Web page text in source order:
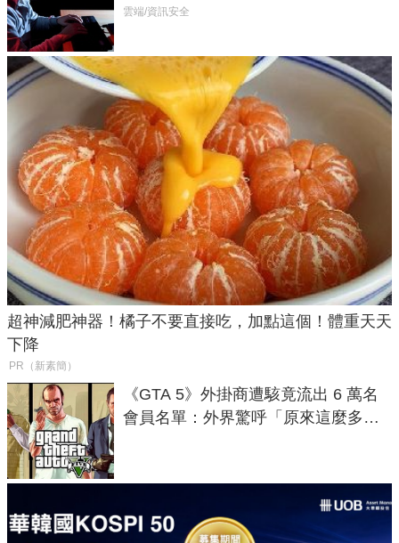
癱瘓全球！
雲端/資訊安全
超神減肥神器！橘子不要直接吃，加點這個！體重天天
下降
PR（新素簡）
《GTA 5》外掛商遭駭竟流出 6 萬名
會員名單：外界驚呼「原來這麼多人